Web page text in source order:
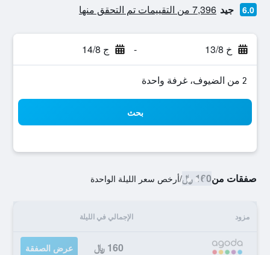
6.0 جيد 7,396 من التقييمات تم التحقق منها
خ 13/8 - ج 14/8
2 من الضيوف، غرفة واحدة
بحث
صفقات من160 ﷼ /أرخص سعر الليلة الواحدة
مزود الإجمالي في الليلة
160 ﷼ عرض الصفقة